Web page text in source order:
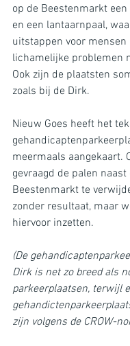
op de Beestenmarkt
en een lantaarnpaal,
uitstappen voor mensen
lichamelijke problemen
Ook zijn de plaatsten
zoals bij de Dirk.
Nieuw Goes heeft het
meermaals aangekaart.
gevraagd de palen
Beestenmarkt te
zonder resultaat, maar
hiervoor inzetten.
(De
Dirk is net zo breed als
parkeerplaatsen, terwijl
zijn volgens de CROW-